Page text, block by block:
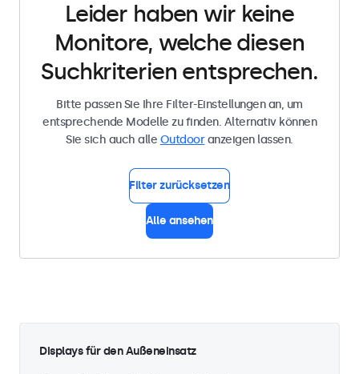
Leider haben wir keine
Monitore, welche diesen
Suchkriterien entsprechen.
Bitte passen Sie Ihre Filter-Einstellungen an, um
entsprechende Modelle zu finden. Alternativ können
Sie sich auch alle Outdooranzeigen lassen.
Filter zurücksetzen
Alle ansehen
Displays für den Außeneinsatz